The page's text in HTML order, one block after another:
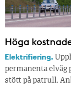
Höga
Elektrifiering.
permanenta elväg
stött på patrull.